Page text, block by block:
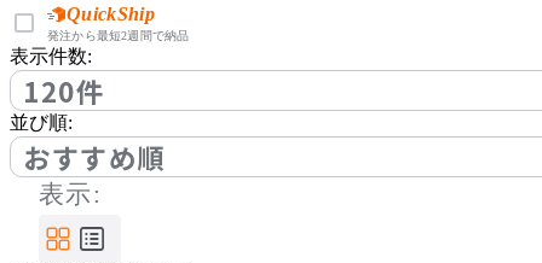
アノニマカステッリ
Another Garden
アナザーガーデン
ARIAKE
QuickShip
発注から最短2週間で納品
表示件数:
120件
並び順:
おすすめ順
表示: